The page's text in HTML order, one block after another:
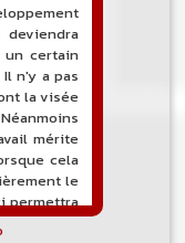
City blues
certain
n'y a pas
la visée
mérite
cela
le
permettra
nom de